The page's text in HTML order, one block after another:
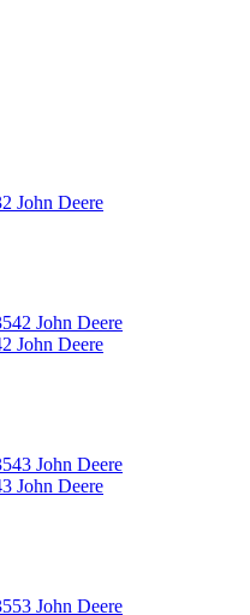
John Deere
John Deere
John Deere